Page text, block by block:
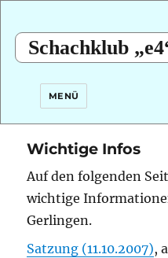
Schachklub
MENÜ
Wichtige Infos
Auf den folgenden
wichtige
Gerlingen.
Satzung (11.10.2007),